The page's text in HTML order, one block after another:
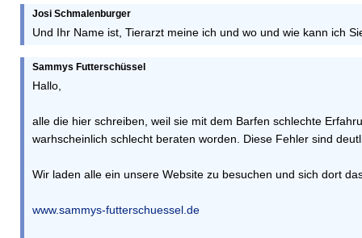
Josi Schmalenburger
Und Ihr Name ist, Tierarzt meine ich und wo und wie kann ich
Sammys Futterschüssel
Hallo,
alle die hier schreiben, weil sie mit dem Barfen schlechte
warhscheinlich schlecht beraten worden. Diese Fehler sind
Wir laden alle ein unsere Website zu besuchen und sich dort
www.sammys-futterschuessel.de